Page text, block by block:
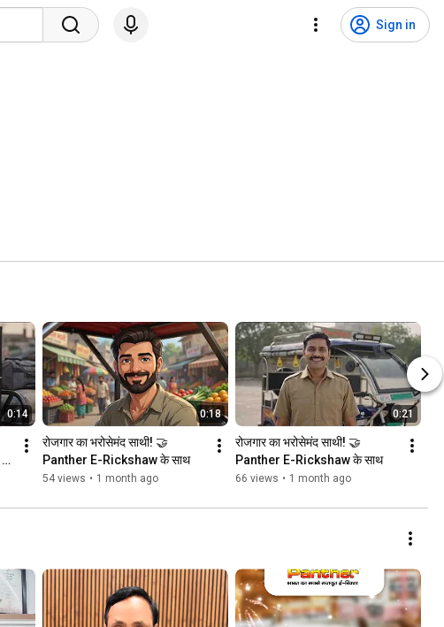
Sign in
0:14 0:18
रोजगार का भरोसेमंद साथी! 🤝
Panther E-Rickshaw के साथ
54 views • 1 month ago
0:21
रोजगार का भरोसेमंद साथी! 🤝
Panther E-Rickshaw के साथ
66 views • 1 month ago